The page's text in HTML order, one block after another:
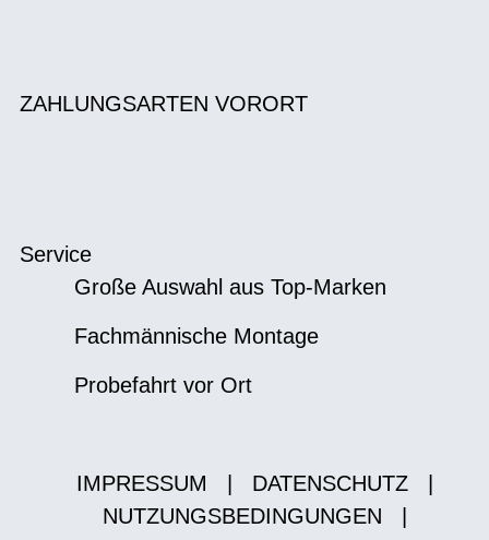
ZAHLUNGSARTEN VORORT
Service
Große Auswahl aus Top-Marken
Fachmännische Montage
Probefahrt vor Ort
IMPRESSUM DATENSCHUTZ
NUTZUNGSBEDINGUNGEN